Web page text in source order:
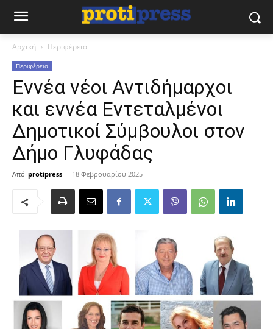
Αρχική Περιφέρεια
Περιφέρεια
Εννέα νέοι Αντιδήμαρχοι
και εννέα Εντεταλμένοι
Δημοτικοί Σύμβουλοι στον
Δήμο Γλυφάδας
Από protipress - 18 Φεβρουαρίου 2025